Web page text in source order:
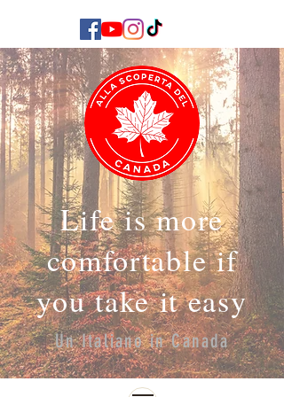
Life is more
comfortable if
you take it easy
Un Italiano in Canada